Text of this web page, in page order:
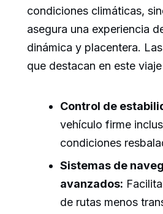
condiciones climáticas,
asegura una experiencia
dinámica y placentera.
que destacan en este
Control de
vehículo firme
condiciones
Sistemas de
avanzados:
de rutas menos